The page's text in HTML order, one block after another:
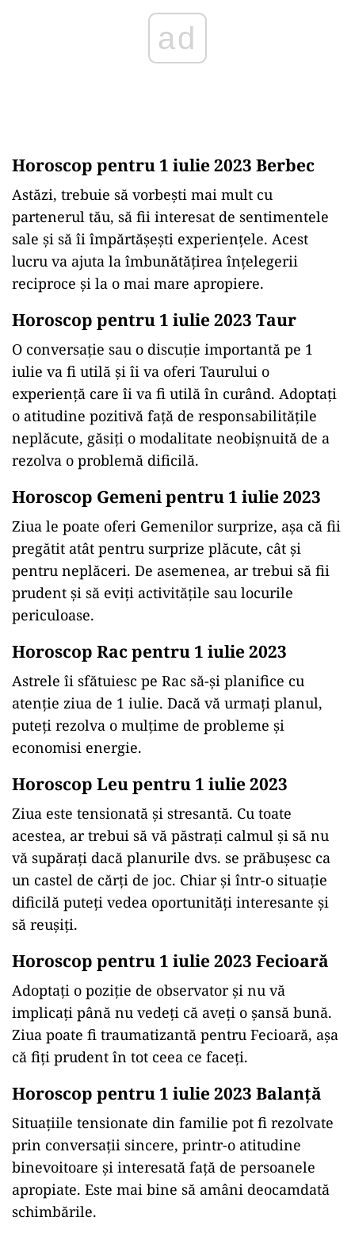
Horoscop pentru 1 iulie 2023 Berbec
Astăzi, trebuie să vorbești mai mult cu
partenerul tău, să fii interesat de sentimentele
sale și să îi împărtășești experiențele. Acest
lucru va ajuta la îmbunătățirea înțelegerii
reciproce și la o mai mare apropiere.
Horoscop pentru 1 iulie 2023 Taur
O conversație sau o discuție importantă pe 1
iulie va fi utilă și îi va oferi Taurului o
experiență care îi va fi utilă în curând. Adoptați
o atitudine pozitivă față de responsabilitățile
neplăcute, găsiți o modalitate neobișnuită de a
rezolva o problemă dificilă.
Horoscop Gemeni pentru 1 iulie 2023
Ziua le poate oferi Gemenilor surprize, așa că fii
pregătit atât pentru surprize plăcute, cât și
pentru neplăceri. De asemenea, ar trebui să fii
prudent și să eviți activitățile sau locurile
periculoase.
Horoscop Rac pentru 1 iulie 2023
Astrele îi sfătuiesc pe Rac să-și planifice cu
atenție ziua de 1 iulie. Dacă vă urmați planul,
puteți rezolva o mulțime de probleme și
economisi energie.
Horoscop Leu pentru 1 iulie 2023
Ziua este tensionată și stresantă. Cu toate
acestea, ar trebui să vă păstrați calmul și să nu
vă supărați dacă planurile dvs. se prăbușesc ca
un castel de cărți de joc. Chiar și într-o situație
dificilă puteți vedea oportunități interesante și
să reușiți.
Horoscop pentru 1 iulie 2023 Fecioară
Adoptați o poziție de observator și nu vă
implicați până nu vedeți că aveți o șansă bună.
Ziua poate fi traumatizantă pentru Fecioară, așa
că fiți prudent în tot ceea ce faceți.
Horoscop pentru 1 iulie 2023 Balanță
Situațiile tensionate din familie pot fi rezolvate
prin conversații sincere, printr-o atitudine
binevoitoare și interesată față de persoanele
apropiate. Este mai bine să amâni deocamdată
schimbările.